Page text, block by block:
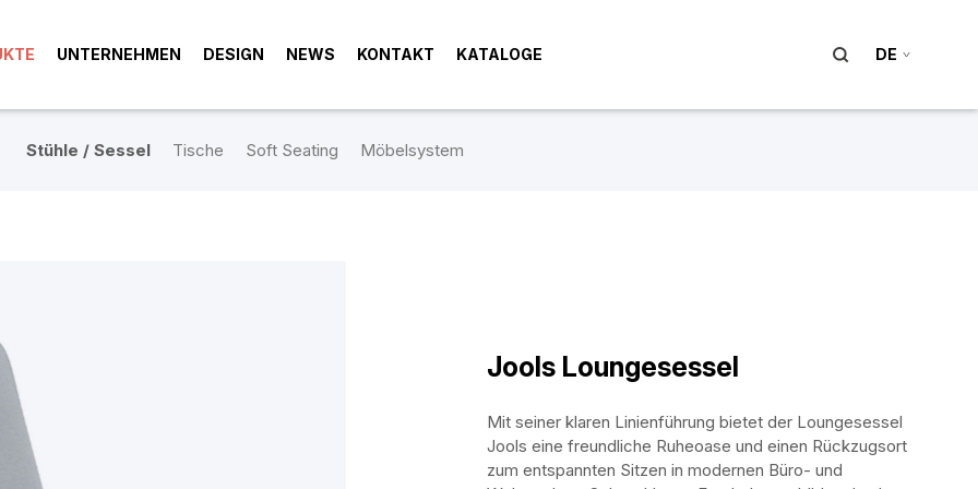
UNTERNEHMEN DESIGN NEWS KONTAKT KATALOGE DE
Stühle / Sessel Tische Soft Seating Möbelsystem
Jools Loungesessel
Mit seiner klaren Linienführung bietet der Loungesessel
Jools eine freundliche Ruheoase und einen Rückzugsort
zum entspannten Sitzen in modernen Büro- und